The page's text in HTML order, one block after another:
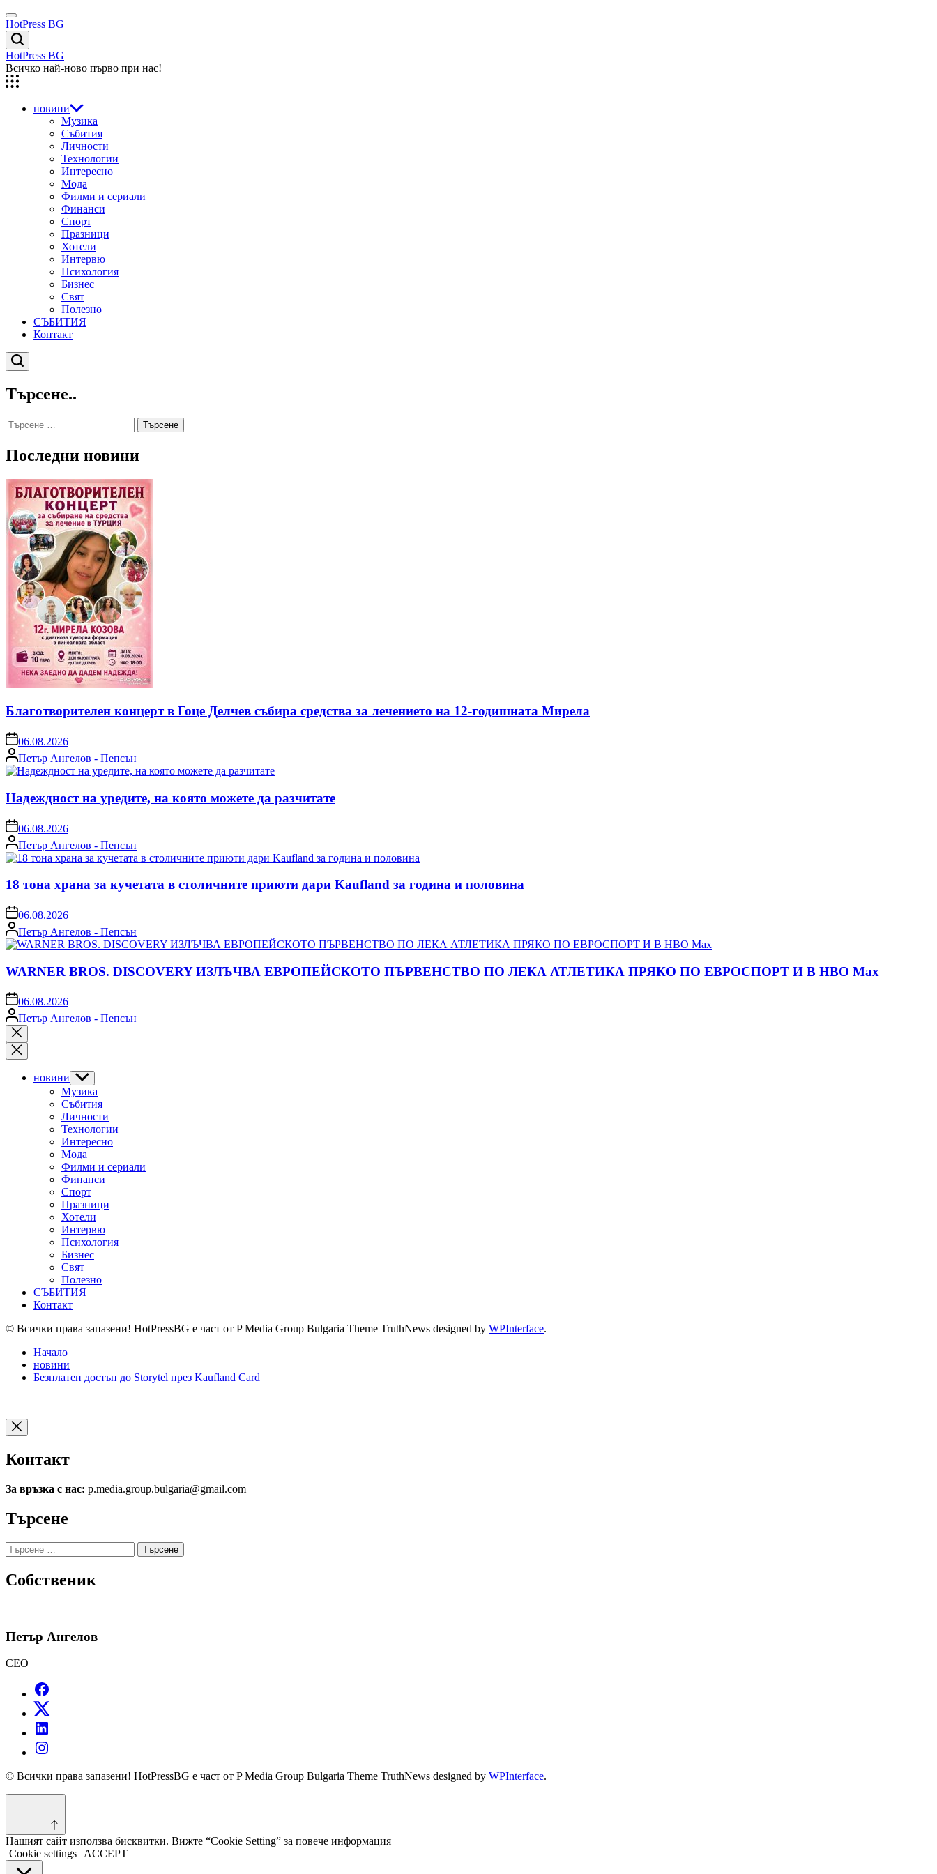
Skip
to
content
Menu
HotPress BG
Търсене
HotPress BG
Всичко най-ново първо при нас!
новини
Музика
Събития
Личности
Технологии
Интересно
Мода
Филми и сериали
Финанси
Спорт
Празници
Хотели
Интервю
Психология
Бизнес
Свят
Полезно
СЪБИТИЯ
Контакт
Търсене
Търсене..
Търсене
за:
Последни новини
Благотворителен концерт в Гоце Делчев събира средства за лечението на 12-годишната Мирела
on06.08.2026
Posted
by
Петър Ангелов - Пепсън
Надеждност на уредите, на която можете да разчитате
on06.08.2026
Posted
by
Петър Ангелов - Пепсън
18 тона храна за кучетата в столичните приюти дари Kaufland за година и половина
on06.08.2026
Posted
by
Петър Ангелов - Пепсън
WARNER BROS. DISCOVERY ИЗЛЪЧВА ЕВРОПЕЙСКОТО ПЪРВЕНСТВО ПО ЛЕКА АТЛЕТИКА ПРЯКО ПО ЕВРОСПОРТ И В НВО Мах
on06.08.2026
Posted
by
Петър Ангелов - Пепсън
Close
search
новини Show
sub
menu
Музика
Събития
Личности
Технологии
Интересно
Мода
Филми и сериали
Финанси
Спорт
Празници
Хотели
Интервю
Психология
Бизнес
Свят
Полезно
СЪБИТИЯ
Контакт
© Всички права запазени! HotPressBG е част от P Media Group Bulgaria Theme TruthNews designed by WPInterface.
Начало
новини
Безплатен достъп до Storytel през Kaufland Card
Контакт
За връзка с нас: p.media.group.bulgaria@gmail.com
Търсене
Търсене
за:
Собственик
Петър Ангелов
CEO
© Всички права запазени! HotPressBG е част от P Media Group Bulgaria Theme TruthNews designed by WPInterface.
Нашият сайт използва бисквитки. Вижте “Cookie Setting” за повече информация
Cookie settings
ACCEPT